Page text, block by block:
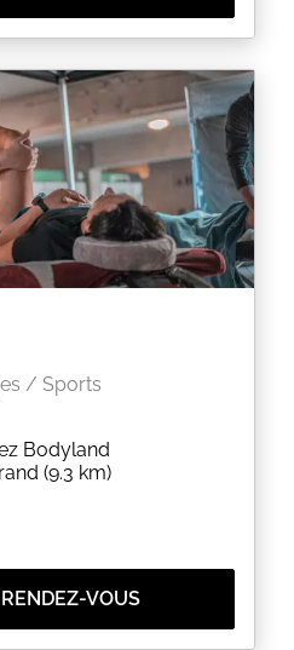
/ Sports
Bodyland
(9.3 km)
VOUS